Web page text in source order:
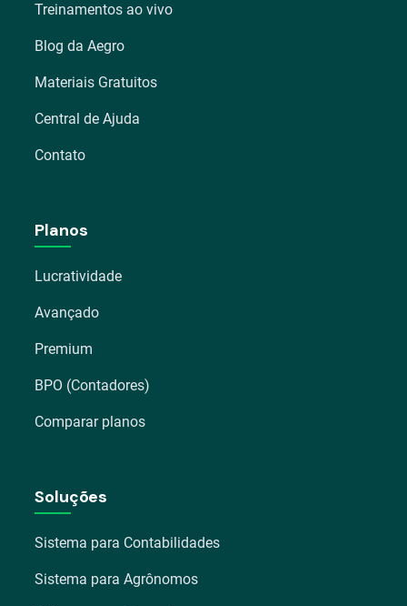
Treinamentos ao vivo
Blog da Aegro
Materiais Gratuitos
Central de Ajuda
Contato
Planos
Lucratividade
Avançado
Premium
BPO (Contadores)
Comparar planos
Soluções
Sistema para Contabilidades
Sistema para Agrônomos